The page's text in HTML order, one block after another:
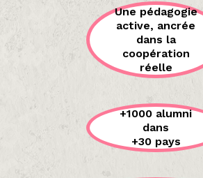
Une pédagogie
active, ancrée
dans la
coopération
réelle
+1000 alumni
dans
+30 pays